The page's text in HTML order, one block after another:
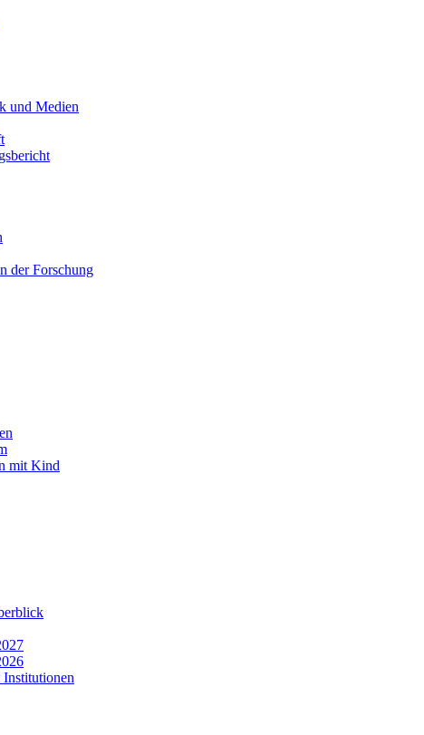
und Medien
der Forschung
mit Kind